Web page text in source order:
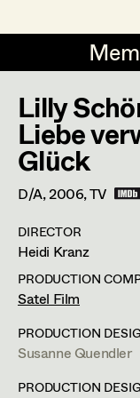
DE EN
Suche
Art
Costume
Retired
Honorary
Sabine
Michaela
Werner Otto
Herta
Anna Reschl
Rudolf
Herwig
PROFILE
Lilly
Liebe
Glück
D/A,2006, TV
DIRECTOR
Heidi Kranz
PRODUCTION
Satel Film
PRODUCTION
Susanne Quendler
PRODUCTION